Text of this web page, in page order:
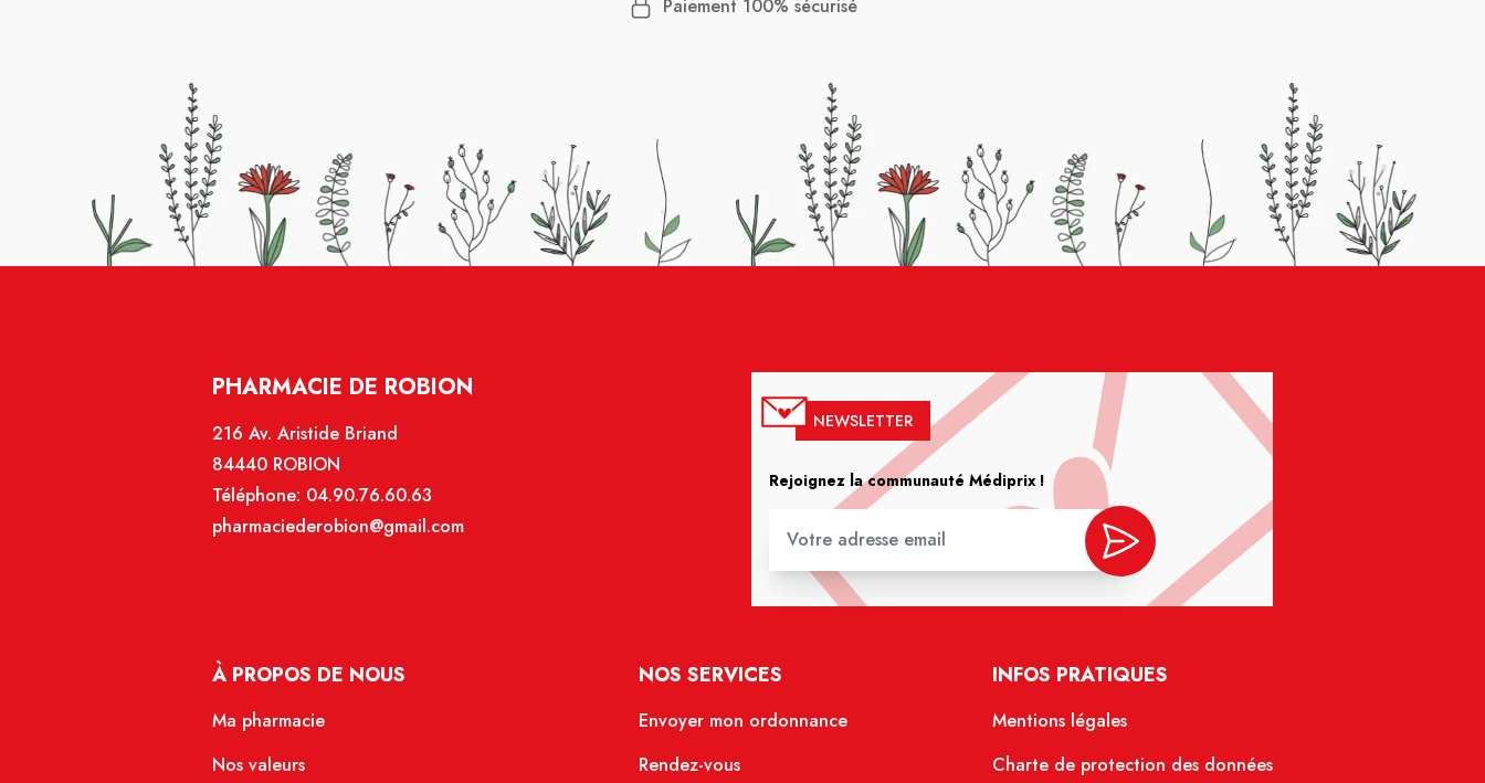
Paiement 100% sécurisé
PHARMACIE DE ROBION
216 Av. Aristide Briand
84440 ROBION
Téléphone: 04.90.76.60.63
pharmaciederobion@gmail.com
NEWSLETTER
Rejoignez la communauté Médiprix !
À PROPOS DE NOUS
Ma pharmacie
Nos valeurs
NOS SERVICES
Envoyer mon ordonnance
Rendez-vous
INFOS PRATIQUES
Mentions légales
Charte de protection des données